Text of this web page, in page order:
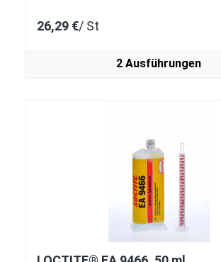
26,29 €/ St
2 Ausführungen